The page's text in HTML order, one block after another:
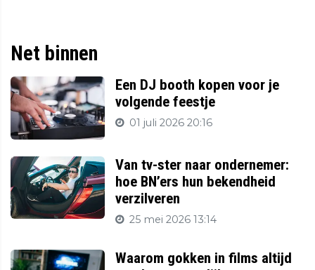
Net binnen
Een DJ booth kopen voor je
volgende feestje
01 juli 2026 20:16
Van tv-ster naar ondernemer:
hoe BN’ers hun bekendheid
verzilveren
25 mei 2026 13:14
Waarom gokken in films altijd